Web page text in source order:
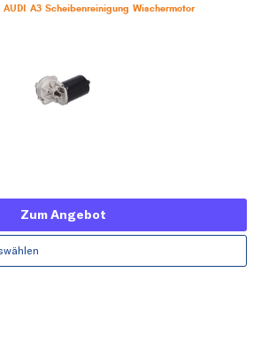
A3 Scheibenreinigung Wischermotor
Zum Angebot